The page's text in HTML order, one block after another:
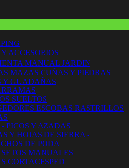
ACCESORIOS
MANUAL JARDIN
MAZAS CUÑAS Y PIEDRAS
Y GUADAÑAS
SUELTOS
ESCOBAS RASTRILLOS
PICOS Y AZADAS
Y HOJAS DE SIERRA -
DE PODA
MANUALES
CORTACESPED